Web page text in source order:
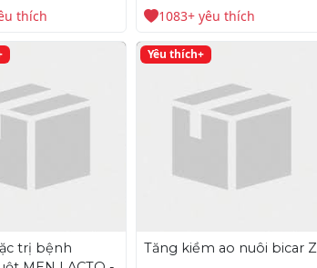
thích
1083+ yêu thích
trị bệnh
Yêu thích+
Tăng kiềm ao nuôi bicar Z